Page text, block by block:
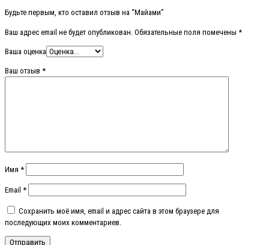
Будьте первым, кто оставил отзыв на “Майами”
Ваш адрес email не будет опубликован. Обязательные поля помечены *
Ваша оценка
Ваш отзыв *
Имя *
Email *
Сохранить моё имя, email и адрес сайта в этом браузере для
последующих моих комментариев.